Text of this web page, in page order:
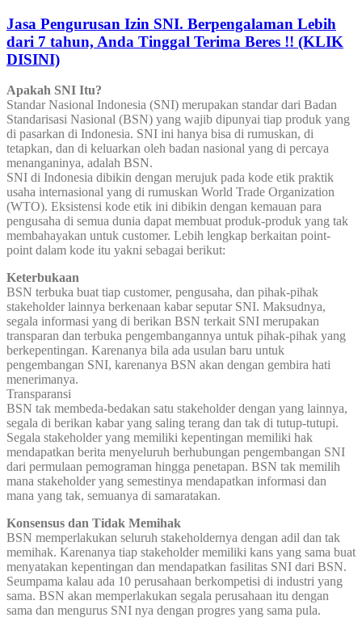
Jasa Pengurusan Izin SNI. Berpengalaman Lebih
dari 7 tahun, Anda Tinggal Terima Beres !! (KLIK
DISINI)
Apakah SNI Itu?
Standar Nasional Indonesia (SNI) merupakan standar dari Badan
Standarisasi Nasional (BSN) yang wajib dipunyai tiap produk yang
di pasarkan di Indonesia. SNI ini hanya bisa di rumuskan, di
tetapkan, dan di keluarkan oleh badan nasional yang di percaya
menanganinya, adalah BSN.
SNI di Indonesia dibikin dengan merujuk pada kode etik praktik
usaha internasional yang di rumuskan World Trade Organization
(WTO). Eksistensi kode etik ini dibikin dengan kemauan para
pengusaha di semua dunia dapat membuat produk-produk yang tak
membahayakan untuk customer. Lebih lengkap berkaitan point-
point dalam kode itu yakni sebagai berikut:
Keterbukaan
BSN terbuka buat tiap customer, pengusaha, dan pihak-pihak
stakeholder lainnya berkenaan kabar seputar SNI. Maksudnya,
segala informasi yang di berikan BSN terkait SNI merupakan
transparan dan terbuka pengembangannya untuk pihak-pihak yang
berkepentingan. Karenanya bila ada usulan baru untuk
pengembangan SNI, karenanya BSN akan dengan gembira hati
menerimanya.
Transparansi
BSN tak membeda-bedakan satu stakeholder dengan yang lainnya,
segala di berikan kabar yang saling terang dan tak di tutup-tutupi.
Segala stakeholder yang memiliki kepentingan memiliki hak
mendapatkan berita menyeluruh berhubungan pengembangan SNI
dari permulaan pemograman hingga penetapan. BSN tak memilih
mana stakeholder yang semestinya mendapatkan informasi dan
mana yang tak, semuanya di samaratakan.
Konsensus dan Tidak Memihak
BSN memperlakukan seluruh stakeholdernya dengan adil dan tak
memihak. Karenanya tiap stakeholder memiliki kans yang sama buat
menyatakan kepentingan dan mendapatkan fasilitas SNI dari BSN.
Seumpama kalau ada 10 perusahaan berkompetisi di industri yang
sama. BSN akan memperlakukan segala perusahaan itu dengan
sama dan mengurus SNI nya dengan progres yang sama pula.